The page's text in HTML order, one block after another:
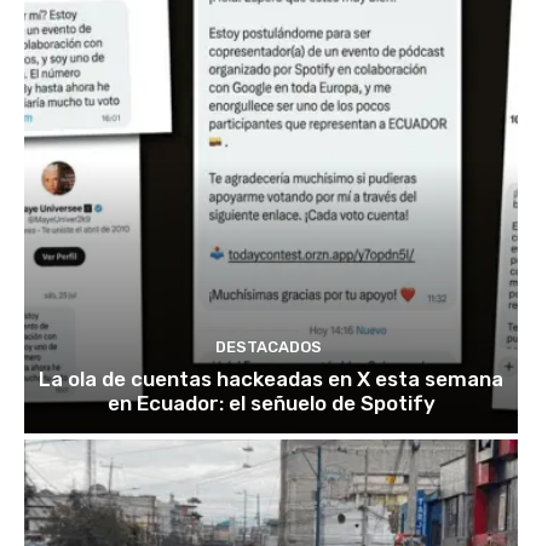
DESTACADOS
La ola de cuentas hackeadas en X esta semana
en Ecuador: el señuelo de Spotify